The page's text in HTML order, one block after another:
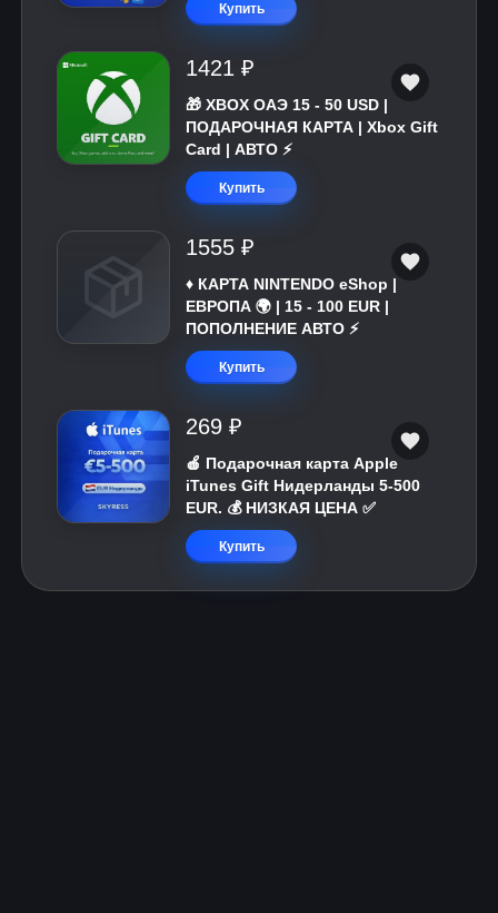
Купить
1421 ₽
🎁 XBOX ОАЭ 15 - 50 USD |
ПОДАРОЧНАЯ КАРТА | Xbox Gift
Card | АВТО ⚡
Купить
1555 ₽
♦️ КАРТА NINTENDO eShop |
ЕВРОПА 🌍 | 15 - 100 EUR |
ПОПОЛНЕНИЕ АВТО ⚡
Купить
269 ₽
🍎 Подарочная карта Apple
iTunes Gift Нидерланды 5-500
EUR. 💰 НИЗКАЯ ЦЕНА ✅
Купить